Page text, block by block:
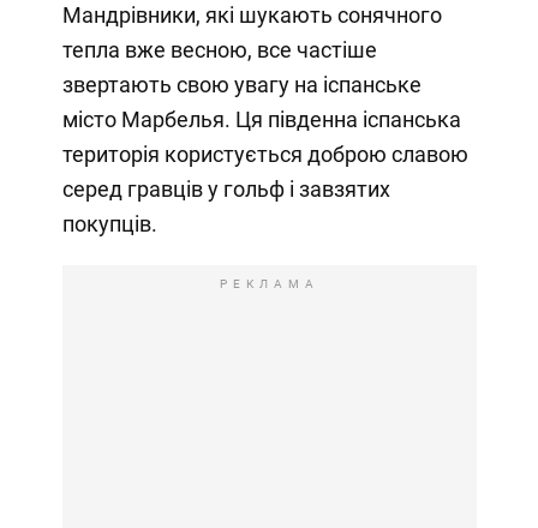
Мандрівники, які шукають сонячного
тепла вже весною, все частіше
звертають свою увагу на іспанське
місто Марбелья. Ця південна іспанська
територія користується доброю славою
серед гравців у гольф і завзятих
покупців.
РЕКЛАМА